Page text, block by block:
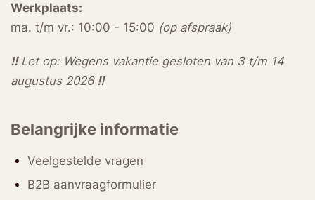
Werkplaats:
ma. t/m vr.: 10:00 - 15:00 (op afspraak)
!!Let op: Wegens vakantie gesloten van 3 t/m 14
augustus 2026 !!
Belangrijke informatie
Veelgestelde vragen
B2B aanvraagformulier